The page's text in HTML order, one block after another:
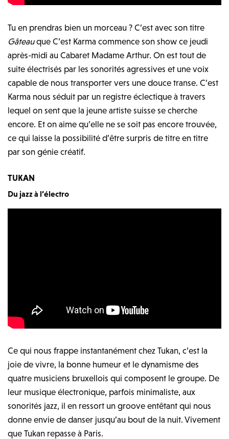
Tu en prendras bien un morceau ? C’est avec son titre
Gâteauque C’est Karma commence son show ce jeudi
après-midi au Cabaret Madame Arthur. On est tout de
suite électrisés par les sonorités agressives et une voix
capable de nous transporter vers une douce transe. C’est
Karma nous séduit par un registre éclectique à travers
lequel on sent que la jeune artiste suisse se cherche
encore. Et on aime qu’elle ne se soit pas encore trouvée,
ce qui laisse la possibilité d’être surpris de titre en titre
par son génie créatif.
TUKAN
Du jazz à l’électro
Ce qui nous frappe instantanément chez Tukan, c’est la
joie de vivre, la bonne humeur et le dynamisme des
quatre musiciens bruxellois qui composent le groupe. De
leur musique électronique, parfois minimaliste, aux
sonorités jazz, il en ressort un groove entêtant qui nous
donne envie de danser jusqu’au bout de la nuit. Vivement
que Tukan repasse à Paris.